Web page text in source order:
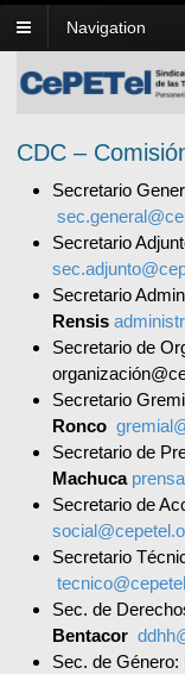
Navigation
CDC –
Secretario
Secretario
Secretario
Rensis
Secretario de
Secretario
Ronco
Secretario de
Machuca
Secretario de
Secretario
Sec. de
Bentacor
Sec. de Género: